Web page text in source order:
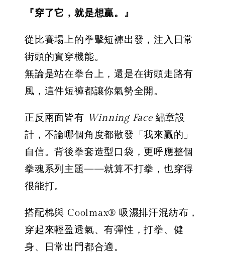
『穿了它，就是想贏。』
從比賽場上的拳擊短褲出發，注入日常
街頭的實穿機能。
無論是站在拳台上，還是在街頭走路有
風，這件短褲都讓你氣勢全開。
正反兩面皆有 Winning Face繡章設
計，不論哪個角度都散發「我來贏的」
自信。背後拳套造型口袋，更呼應整個
拳魂系列主題——就算不打拳，也穿得
很能打。
搭配棉與 Coolmax® 吸濕排汗混紡布，
穿起來輕盈透氣、有彈性，打拳、健
身、日常出門都合適。